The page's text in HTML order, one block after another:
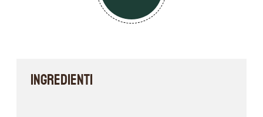
INGREDIENTI